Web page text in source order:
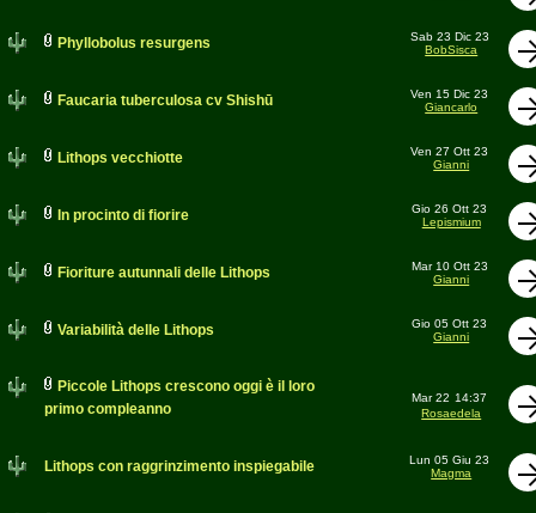
Phyllobolus resurgens
Sab 23 Dic 23
BobSisca
Faucaria tuberculosa cv Shishū
Ven 15 Dic 23
Giancarlo
Lithops vecchiotte
Ven 27 Ott 23
Gianni
In procinto di fiorire
Gio 26 Ott 23
Lepismium
Fioriture autunnali delle Lithops
Mar 10 Ott 23
Gianni
Variabilità delle Lithops
Gio 05 Ott 23
Gianni
Piccole Lithops crescono oggi è il loro
primo compleanno
Mar 22 14:37
Rosaedela
Lithops con raggrinzimento inspiegabile
Lun 05 Giu 23
Magma